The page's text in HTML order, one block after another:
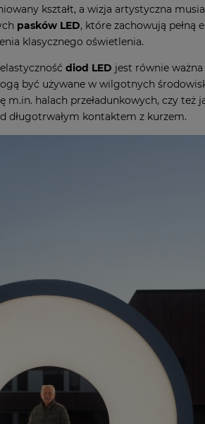
kształt, a wizja artystyczna
pasków LED, które zachowują pełną
klasycznego oświetlenia.
diod LED jest równie
być używane w wilgotnych
m.in. halach przeładunkowych, czy
długotrwałym kontaktem z kurzem.